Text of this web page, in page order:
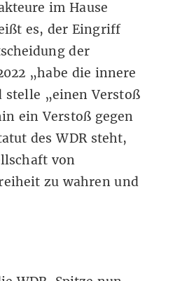
im Hause
es, der Eingriff
der
„habe die innere
„einen Verstoß
ein Verstoß gegen
des WDR steht,
von
zu wahren und